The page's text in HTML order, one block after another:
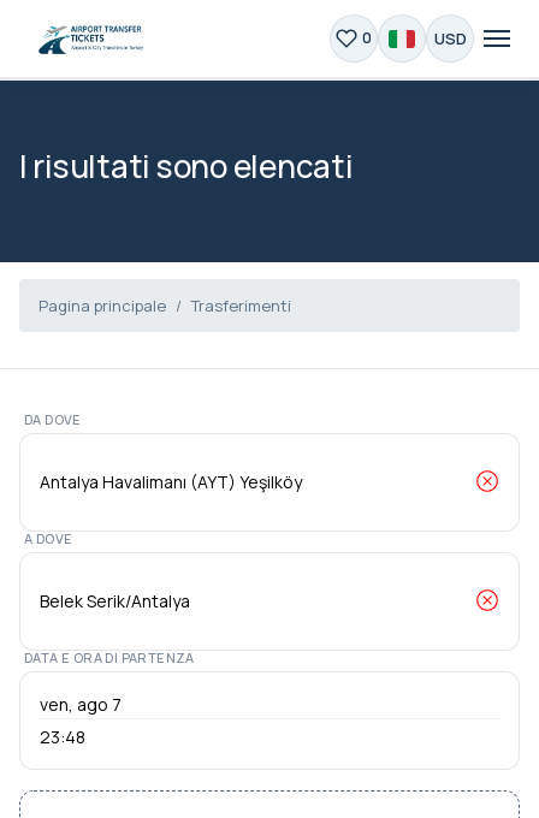
0 USD
I risultati sono elencati
Pagina principale Trasferimenti
DA DOVE
A DOVE
DATA E ORA DI PARTENZA
23:48